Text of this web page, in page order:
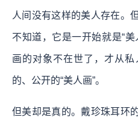
人间没有这样的美人存在。
不知道，它是一开始就是“美
画的对象不在世了，才从
的、公开的“美人画”。
但美却是真的。戴珍珠耳环